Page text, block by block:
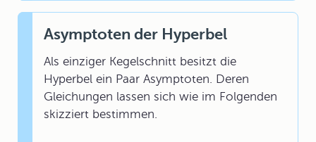
Asymptoten der Hyperbel
Als einziger Kegelschnitt besitzt die
Hyperbel ein Paar Asymptoten. Deren
Gleichungen lassen sich wie im Folgenden
skizziert bestimmen.